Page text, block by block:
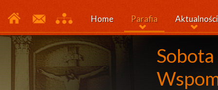
Home Parafia Aktualności